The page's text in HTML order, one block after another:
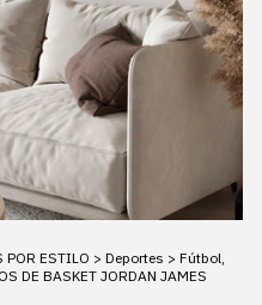
POR ESTILO > Deportes > Fútbol,
DE BASKET JORDAN JAMES